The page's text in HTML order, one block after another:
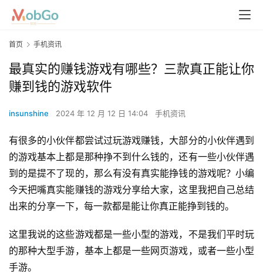
首页 手机资讯
最真实的赚钱游戏有哪些？三款真正能让你
赚到钱的游戏软件
insunshine 2024 年 12 月 12 日 14:04 手机资讯
有很多的小伙伴都尝试过玩游戏赚钱，大部分的小伙伴遇到
的游戏基本上都是那种挣不到什么钱的，还有一些小伙伴遇
到的是提不了现的，那么有没有真实能挣钱的游戏呢？小编
今天把嘴真实能赚钱的游戏分享给大家，这里我把自己总结
出来的分享一下，每一款都是能让你真正能挣到钱的。
这里我说的这些游戏都是一些小型的游戏，不是我们平时玩
的那种大型手游，基本上都是一些网页游戏，或者一些小型
手游。